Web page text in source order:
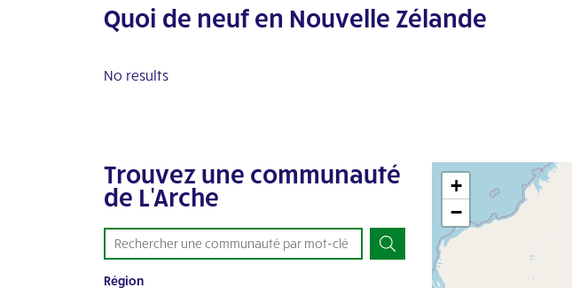
Quoi de neuf en Nouvelle Zélande
No results
Trouvez une communauté
de L'Arche
Région
+
−